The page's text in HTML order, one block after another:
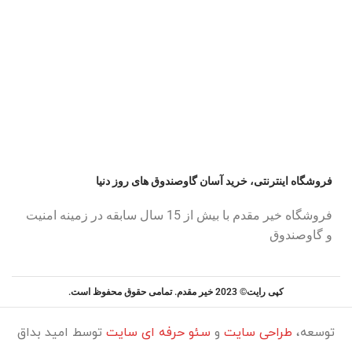
فروشگاه اینترنتی، خرید آسان گاوصندوق های روز دنیا
فروشگاه خیر مقدم با بیش از 15 سال سابقه در زمینه امنیت
و گاوصندوق
کپی رایت© 2023 خیر مقدم. تمامی حقوق محفوظ است.
توسعه، طراحی سایت و سئو حرفه ای سایت توسط امید بداق